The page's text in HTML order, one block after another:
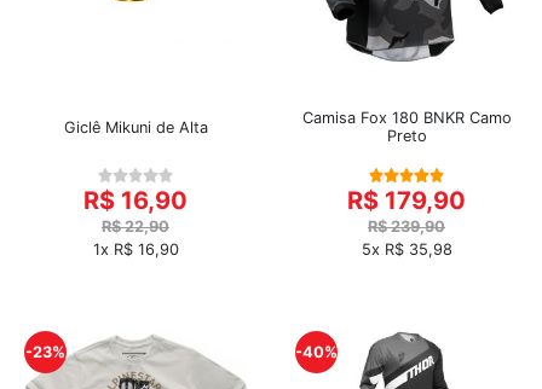
Giclê Mikuni de Alta
R$ 16,90
R$ 22,90
1x R$ 16,90
Camisa Fox 180 BNKR Camo
Preto
R$ 179,90
R$ 239,90
5x R$ 35,98
-23% -40%